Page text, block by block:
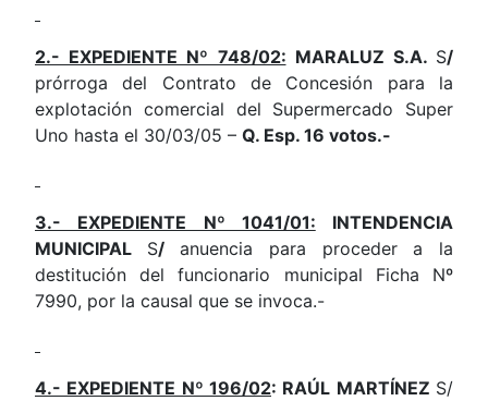
2.- EXPEDIENTE Nº 748/02: MARALUZ S.A. S/
prórroga del Contrato de Concesión para la
explotación comercial del Supermercado Super
Uno hasta el 30/03/05 – Q. Esp. 16 votos.-
3.- EXPEDIENTE Nº 1041/01: INTENDENCIA
MUNICIPAL S/anuencia para proceder a la
destitución del funcionario municipal Ficha Nº
7990, por la causal que se invoca.-
4.- EXPEDIENTE Nº 196/02: RAÚL MARTÍNEZ S/